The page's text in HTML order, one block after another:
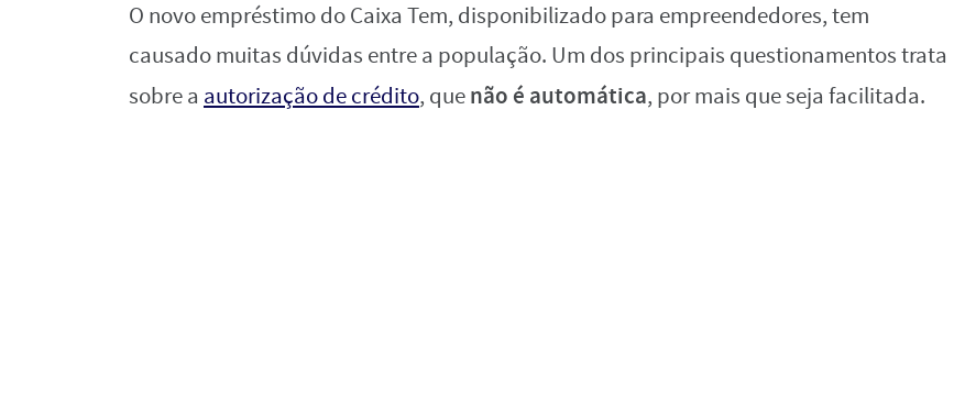
O novo empréstimo do Caixa Tem, disponibilizado para empreendedores, tem
causado muitas dúvidas entre a população. Um dos principais questionamentos trata
sobre a autorização de crédito, quenão é automática, por mais que seja facilitada.